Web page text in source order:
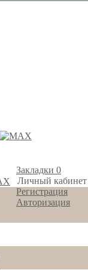
Закладки 0
Личный кабинет
Регистрация
Авторизация